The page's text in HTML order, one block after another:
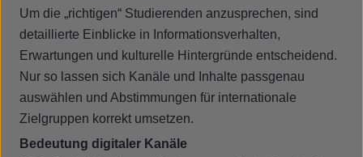
Um die „richtigen“ Studierenden anzusprechen, sind
detaillierte Einblicke in Informationsverhalten,
Erwartungen und kulturelle Hintergründe entscheidend.
Nur so lassen sich Kanäle und Inhalte passgenau
auswählen und Abstimmungen für internationale
Zielgruppen korrekt umsetzen.
Bedeutung digitaler Kanäle